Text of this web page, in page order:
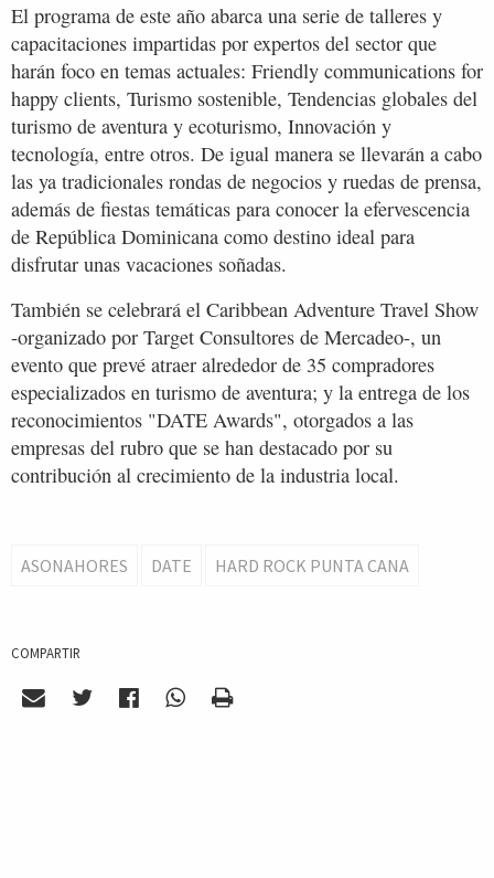
El programa de este año abarca una serie de talleres y
capacitaciones impartidas por expertos del sector que
harán foco en temas actuales: Friendly communications for
happy clients, Turismo sostenible, Tendencias globales del
turismo de aventura y ecoturismo, Innovación y
tecnología, entre otros. De igual manera se llevarán a cabo
las ya tradicionales rondas de negocios y ruedas de prensa,
además de fiestas temáticas para conocer la efervescencia
de República Dominicana como destino ideal para
disfrutar unas vacaciones soñadas.
También se celebrará el Caribbean Adventure Travel Show
-organizado por Target Consultores de Mercadeo-, un
evento que prevé atraer alrededor de 35 compradores
especializados en turismo de aventura; y la entrega de los
reconocimientos "DATE Awards", otorgados a las
empresas del rubro que se han destacado por su
contribución al crecimiento de la industria local.
ASONAHORES DATE HARD ROCK PUNTA CANA
COMPARTIR